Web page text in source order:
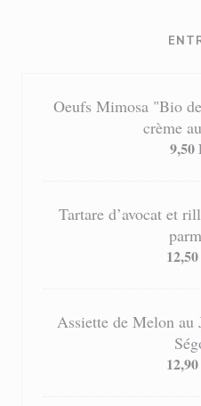
Oeufs Mimosa "Bio
crème
9,50
Tartare d’avocat et
Assiette de Melon au